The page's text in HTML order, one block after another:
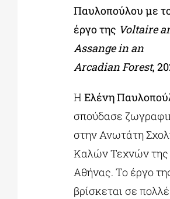
Παυλοπούλου με
έργο της Voltaire
Assange in an
Arcadian Forest,
Η Ελένη
σπούδασε
στην Ανωτάτη
Καλών Τεχνών της
Αθήνας. Το έργο
βρίσκεται σε